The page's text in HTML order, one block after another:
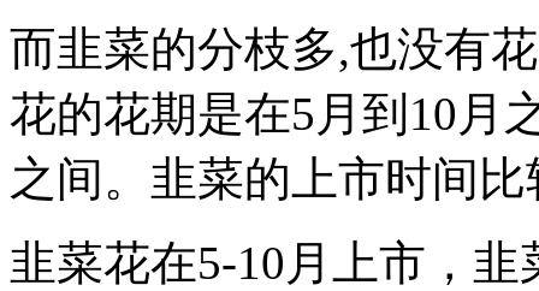
而韭菜的分枝多,也没有
花的花期是在5月到10月
之间。韭菜的上市时间
韭菜花在5-10月上市，